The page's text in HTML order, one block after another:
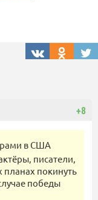
+8
в США
писатели,
покинуть
победы